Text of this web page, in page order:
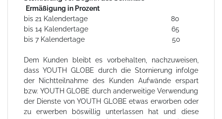
Ermäßigung in Prozent
bis 21 Kalendertage 80
bis 14 Kalendertage 65
bis 7 Kalendertage 50
Dem Kunden bleibt es vorbehalten, nachzuweisen,
dass YOUTH GLOBE durch die Stornierung infolge
der Nichtteilnahme des Kunden Aufwände erspart
bzw. YOUTH GLOBE durch anderweitige Verwendung
der Dienste von YOUTH GLOBE etwas erworben oder
zu erwerben böswillig unterlassen hat und diese